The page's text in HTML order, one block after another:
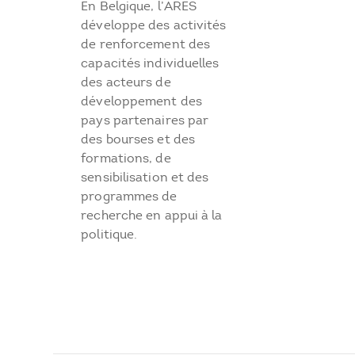
En Belgique, l’ARES
développe des activités
de renforcement des
capacités individuelles
des acteurs de
développement des
pays partenaires par
des bourses et des
formations, de
sensibilisation et des
programmes de
recherche en appui à la
politique.